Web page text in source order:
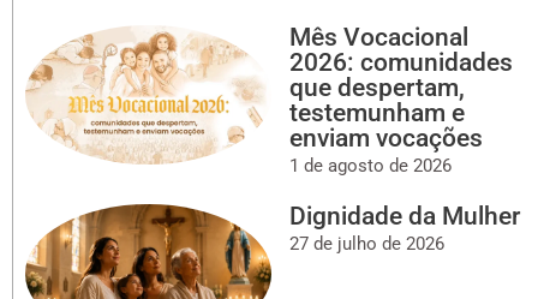
Mês Vocacional
2026: comunidades
que despertam,
testemunham e
enviam vocações
1 de agosto de 2026
Dignidade da Mulher
27 de julho de 2026